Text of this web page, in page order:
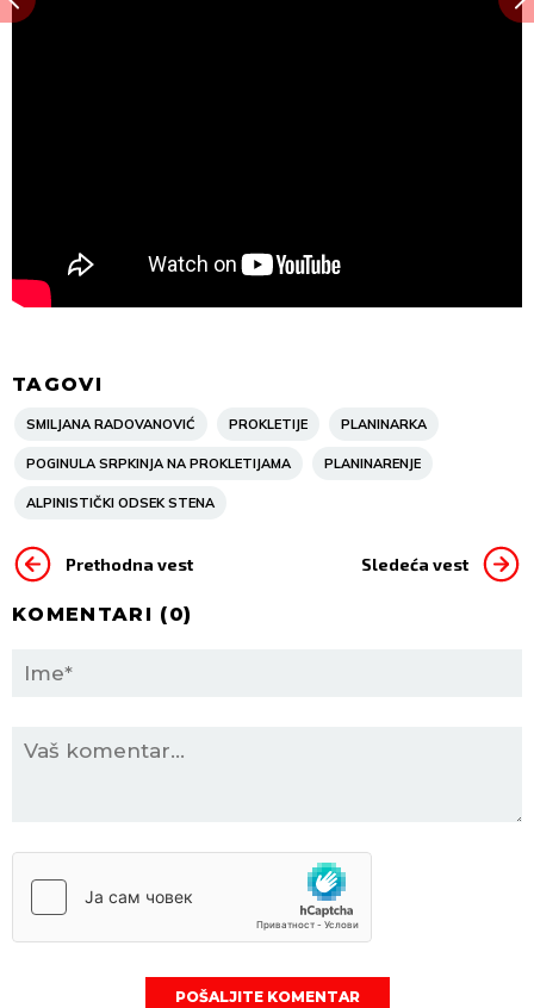
TAGOVI
SMILJANA RADOVANOVIĆ PROKLETIJE PLANINARKA
POGINULA SRPKINJA NA PROKLETIJAMA PLANINARENJE
ALPINISTIČKI ODSEK STENA
Prethodna vest Sledeća vest
KOMENTARI (0)
POŠALJITE KOMENTAR